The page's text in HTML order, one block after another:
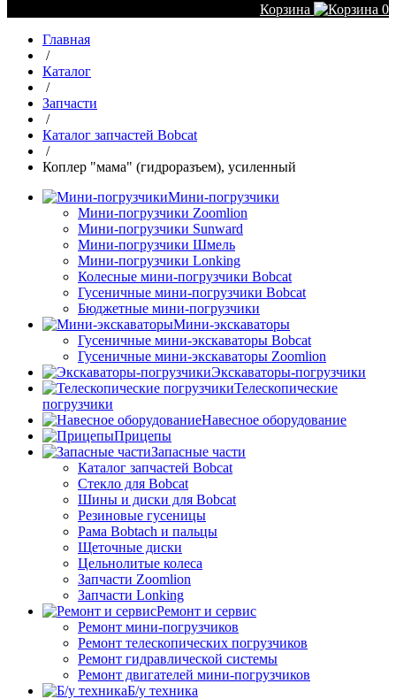
Корзина
0
Главная
/
Каталог
/
Запчасти
/
Каталог запчастей Bobcat
/
Коплер "мама" (гидроразъем), усиленный
Мини-погрузчики
Мини-погрузчики Zoomlion
Мини-погрузчики Sunward
Мини-погрузчики Шмель
Мини-погрузчики Lonking
Колесные мини-погрузчики Bobcat
Гусеничные мини-погрузчики Bobcat
Бюджетные мини-погрузчики
Мини-экскаваторы
Гусеничные мини-экскаваторы Bobcat
Гусеничные мини-экскаваторы Zoomlion
Экскаваторы-погрузчики
Телескопические
погрузчики
Навесное оборудование
Прицепы
Запасные части
Каталог запчастей Bobcat
Стекло для Bobcat
Шины и диски для Bobcat
Резиновые гусеницы
Рама Bobtach и пальцы
Щеточные диски
Цельнолитые колеса
Запчасти Zoomlion
Запчасти Lonking
Ремонт и сервис
Ремонт мини-погрузчиков
Ремонт телескопических погрузчиков
Ремонт гидравлической системы
Ремонт двигателей мини-погрузчиков
Б/у техника